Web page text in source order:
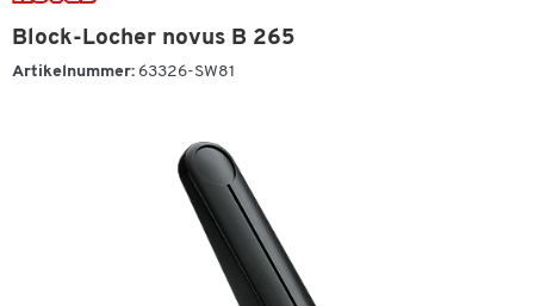
Block-Locher novus B 265
Artikelnummer: 63326-SW81